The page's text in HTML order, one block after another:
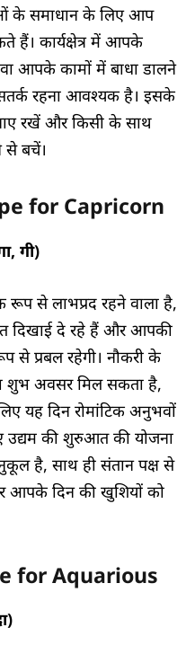
के समाधान के लिए आप
हैं। कार्यक्षेत्र में आपके
आपके कामों में बाधा डालने
रहना आवश्यक है। इसके
रखें और किसी के साथ
से बचें।
for Capricorn
गी)
से लाभप्रद रहने वाला है,
दिखाई दे रहे हैं और आपकी
से प्रबल रहेगी। नौकरी के
शुभ अवसर मिल सकता है,
यह दिन रोमांटिक अनुभवों
उद्यम की शुरुआत की योजना
है, साथ ही संतान पक्ष से
आपके दिन की खुशियों को
for Aquarious